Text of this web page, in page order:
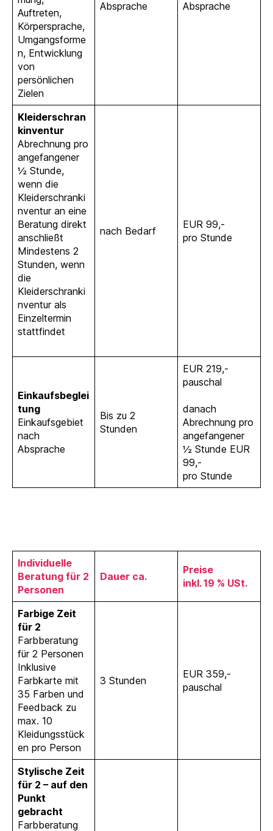
Auftreten,
Körpersprache,
Umgangsforme
n, Entwicklung
von
persönlichen
Zielen
Absprache Absprache
Kleiderschran
kinventur
Abrechnung pro
angefangener
½ Stunde,
wenn die
Kleiderschranki
nventur an eine
Beratung direkt
anschließt
Mindestens 2
Stunden, wenn
die
Kleiderschranki
nventur als
Einzeltermin
stattfindet
nach Bedarf
EUR 99,-
pro Stunde
Einkaufsbeglei
tung
Einkaufsgebiet
nach
Absprache
Bis zu 2
Stunden
EUR 219,-
pauschal
danach
Abrechnung pro
angefangener
½ Stunde EUR
99,-
pro Stunde
Individuelle
Beratung für 2
Personen
Dauer ca.
Preise
inkl. 19 % USt.
Farbige Zeit
für 2
Farbberatung
für 2 Personen
Inklusive
Farbkarte mit
35 Farben und
Feedback zu
max. 10
Kleidungsstück
en pro Person
3 Stunden
EUR 359,-
pauschal
Stylische Zeit
für 2 – auf den
Punkt
gebracht
Farbberatung